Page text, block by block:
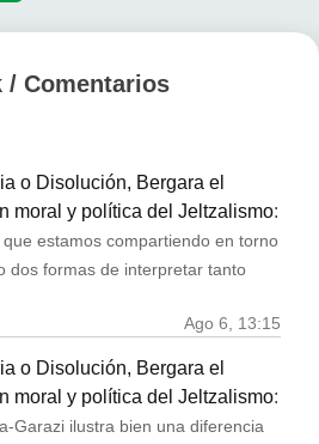
/ Comentarios
o Disolución, Bergara el
moral y política del Jeltzalismo:
estamos compartiendo en torno
dos formas de interpretar tanto
Ago 6, 13:15
o Disolución, Bergara el
moral y política del Jeltzalismo:
Garazi ilustra bien una diferencia